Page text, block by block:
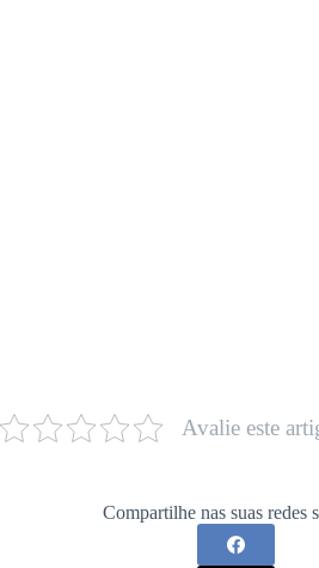
Avalie este
Compartilhe nas suas redes